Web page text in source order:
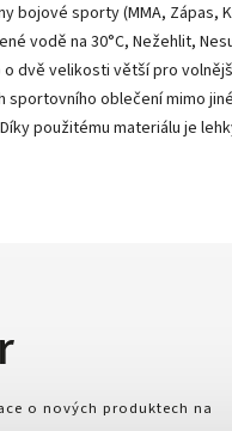
bojové sporty (MMA, Zápas,
vodě na 30°C, Nežehlit,
dvě velikosti větší pro
sportovního oblečení mimo
použitému materiálu je
o nových produktech na